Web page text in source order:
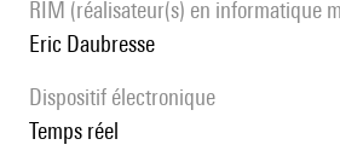
RIM (réalisateur(s) en informatique
Eric Daubresse
Dispositif électronique
temps réel